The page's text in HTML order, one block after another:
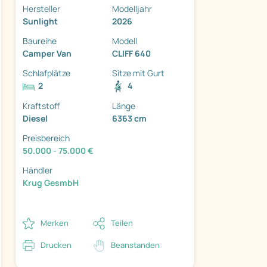
Hersteller
Sunlight
Modelljahr
2026
Baureihe
Camper Van
Modell
CLIFF 640
Schlafplätze
2
Sitze mit Gurt
4
Kraftstoff
Diesel
Länge
6363 cm
Preisbereich
50.000 - 75.000 €
Händler
Krug GesmbH
Merken Teilen
Drucken Beanstanden